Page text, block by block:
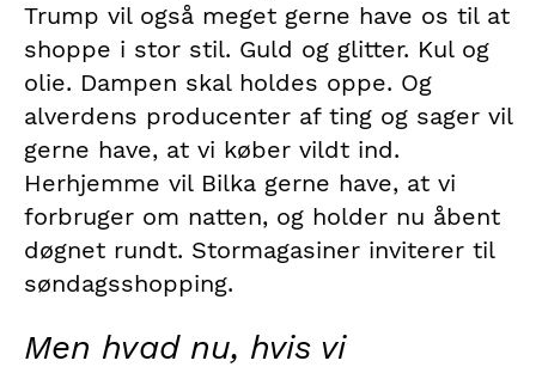
Trump vil også meget gerne have os til at
shoppe i stor stil. Guld og glitter. Kul og
olie. Dampen skal holdes oppe. Og
alverdens producenter af ting og sager vil
gerne have, at vi køber vildt ind.
Herhjemme vil Bilka gerne have, at vi
forbruger om natten, og holder nu åbent
døgnet rundt. Stormagasiner inviterer til
søndagsshopping.
Men hvad nu, hvis vi